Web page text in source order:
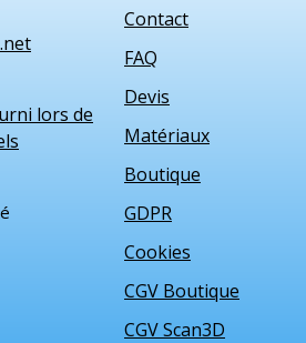
lors de
Contact
FAQ
Devis
Matériaux
Boutique
GDPR
Cookies
CGV Boutique
CGV Scan3D